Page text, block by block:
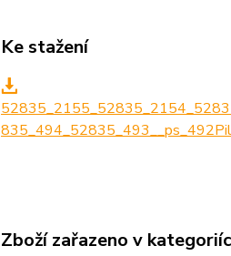
Ke stažení
Zboží zařazeno v